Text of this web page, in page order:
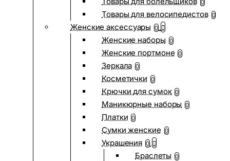
0
Товары для велосипедистов 0
Женские аксессуары 0
Женские наборы 0
Женские портмоне 0
Зеркала 0
Косметички 0
Крючки для сумок 0
Маникюрные наборы 0
Платки 0
Сумки женские 0
Украшения 0
Браслеты 0